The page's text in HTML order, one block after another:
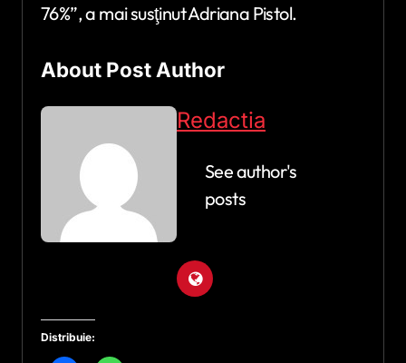
76%”, a mai susţinut Adriana Pistol.
About Post Author
Redactia
See author's
posts
Distribuie: